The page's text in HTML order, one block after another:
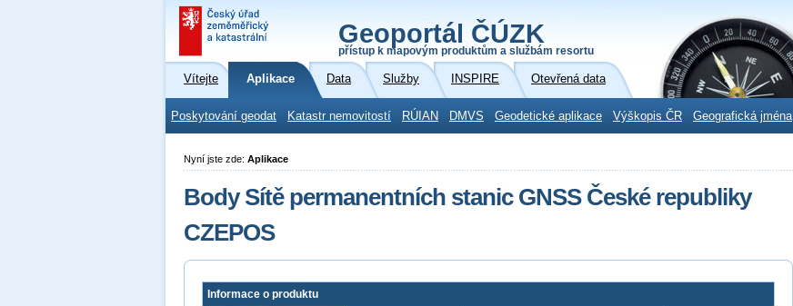
Geoportál ČÚZK
přístup k mapovým produktům a službám resortu
Vítejte Aplikace Data Služby INSPIRE Otevřená data
Poskytování geodat Katastr nemovitostí RÚIAN DMVS Geodetické aplikace Výškopis ČR Geografická jména
Nyní jste zde: Aplikace
Body Sítě permanentních stanic GNSS České republiky
CZEPOS
Informace o produktu